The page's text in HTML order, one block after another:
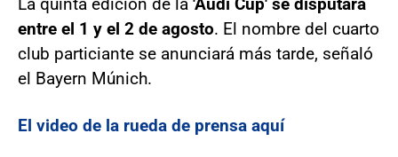
entre el 1 y el 2 de agosto. El nombre del cuarto
club particiante se anunciará más tarde, señaló
el Bayern Múnich.
El video de la rueda de prensa aquí